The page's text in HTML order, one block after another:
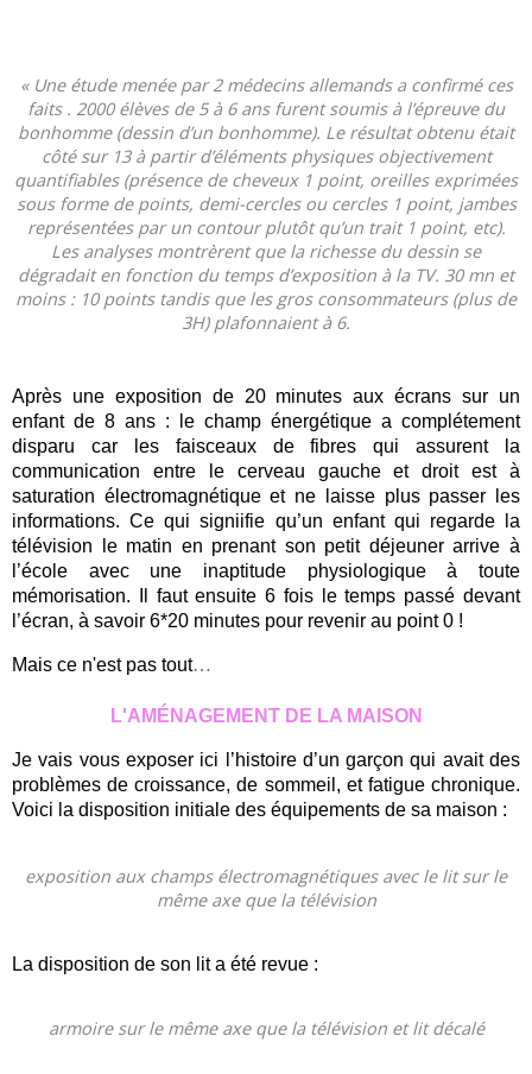
« Une étude menée par 2 médecins allemands a confirmé ces
faits . 2000 élèves de 5 à 6 ans furent soumis à l’épreuve du
bonhomme (dessin d’un bonhomme). Le résultat obtenu était
côté sur 13 à partir d’éléments physiques objectivement
quantifiables (présence de cheveux 1 point, oreilles exprimées
sous forme de points, demi-cercles ou cercles 1 point, jambes
représentées par un contour plutôt qu’un trait 1 point, etc).
Les analyses montrèrent que la richesse du dessin se
dégradait en fonction du temps d’exposition à la TV. 30 mn et
moins : 10 points tandis que les gros consommateurs (plus de
3H) plafonnaient à 6.
Après une exposition de 20 minutes aux écrans sur un
enfant de 8 ans : le champ énergétique a complétement
disparu car les faisceaux de fibres qui assurent la
communication entre le cerveau gauche et droit est à
saturation électromagnétique et ne laisse plus passer les
informations. Ce qui signiifie qu’un enfant qui regarde la
télévision le matin en prenant son petit déjeuner arrive à
l’école avec une inaptitude physiologique à toute
mémorisation. Il faut ensuite 6 fois le temps passé devant
l’écran, à savoir 6*20 minutes pour revenir au point 0 !
Mais ce n'est pas tout…
L'AMÉNAGEMENT DE LA MAISON
Je vais vous exposer ici l’histoire d’un garçon qui avait des
problèmes de croissance, de sommeil, et fatigue chronique.
Voici la disposition initiale des équipements de sa maison :
exposition aux champs électromagnétiques avec le lit sur le
même axe que la télévision
La disposition de son lit a été revue :
armoire sur le même axe que la télévision et lit décalé